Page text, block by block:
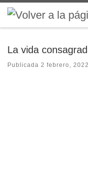
Saltar al contenido
La vida
Publicada 2 febrero, 2022